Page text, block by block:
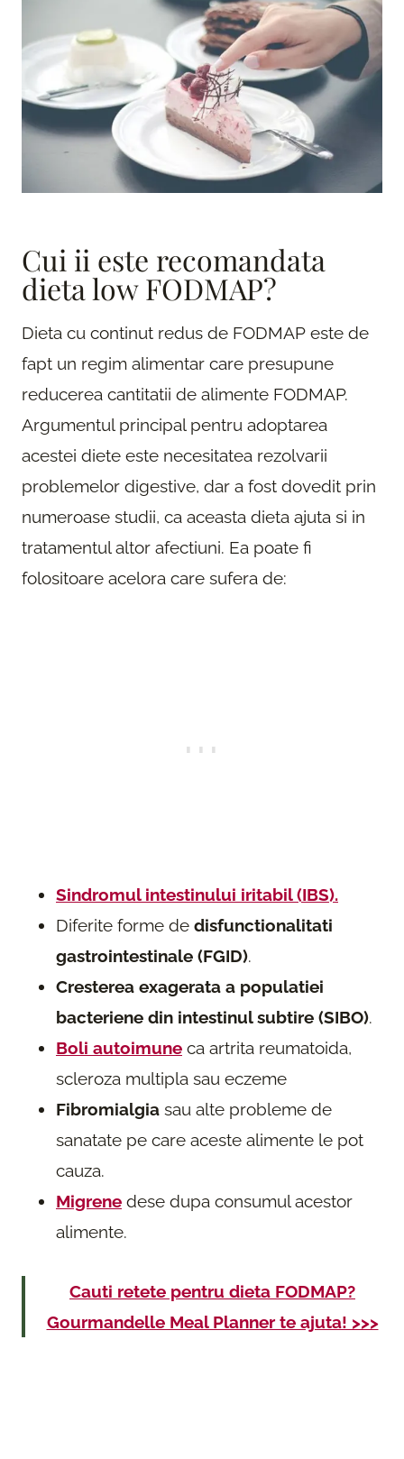
Cui ii este recomandata
dieta low FODMAP?
Dieta cu continut redus de FODMAP este de
fapt un regim alimentar care presupune
reducerea cantitatii de alimente FODMAP.
Argumentul principal pentru adoptarea
acestei diete este necesitatea rezolvarii
problemelor digestive, dar a fost dovedit prin
numeroase studii, ca aceasta dieta ajuta si in
tratamentul altor afectiuni. Ea poate fi
folositoare acelora care sufera de:
Sindromul intestinului iritabil (IBS).
Diferite forme de disfunctionalitati
gastrointestinale (FGID).
Cresterea exagerata a populatiei
bacteriene din intestinul subtire (SIBO).
Boli autoimune ca artrita reumatoida,
scleroza multipla sau eczeme
Fibromialgia sau alte probleme de
sanatate pe care aceste alimente le pot
cauza.
Migrene dese dupa consumul acestor
alimente.
Cauti retete pentru dieta FODMAP?
Gourmandelle Meal Planner te ajuta! >>>